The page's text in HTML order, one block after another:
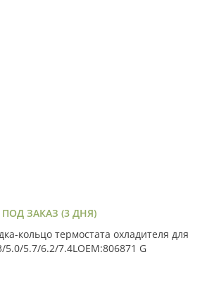
ПОД ЗАКАЗ (3 ДНЯ)
кольцо термостата охладителя для
5.0/5.7/6.2/7.4LOEM:806871 G